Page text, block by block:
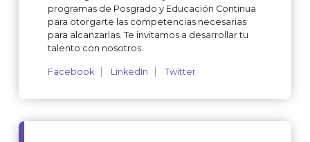
programas de Posgrado y Educación Continua
para otorgarte las competencias necesarias
para alcanzarlas. Te invitamos a desarrollar tu
talento con nosotros.
Facebook LinkedIn Twitter